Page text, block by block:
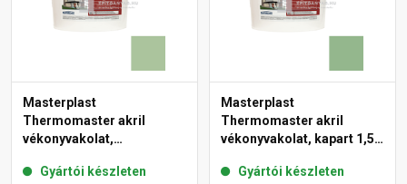
Masterplast
Thermomaster akril
vékonyvakolat,
41-C 25 kg
Gyártói készleten
Masterplast
Thermomaster akril
vékonyvakolat, kapart 1,5
Gyártói készleten